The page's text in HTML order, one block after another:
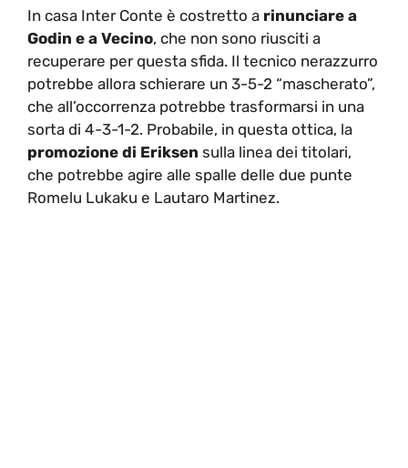
In casa Inter Conte è costretto a rinunciare a
Godin e a Vecino, che non sono riusciti a
recuperare per questa sfida. Il tecnico nerazzurro
potrebbe allora schierare un 3-5-2 “mascherato”,
che all’occorrenza potrebbe trasformarsi in una
sorta di 4-3-1-2. Probabile, in questa ottica, la
promozione di Eriksen sulla linea dei titolari,
che potrebbe agire alle spalle delle due punte
Romelu Lukaku e Lautaro Martinez.